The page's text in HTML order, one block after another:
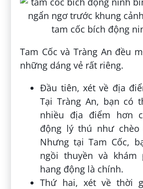
Tam Cốc và Tràng An đều
những dáng vẻ rất riêng.
Đầu tiên, xét về địa
Tại Tràng An, bạn có
nhiều địa điểm hơn
động lý thú như chèo
Nhưng tại Tam Cốc,
ngồi thuyền và khám
hang động là chính.
Thứ hai, xét về thời